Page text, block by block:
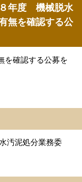
年度 機械脱水
無を確認する公
を確認する公募を
汚泥処分業務委